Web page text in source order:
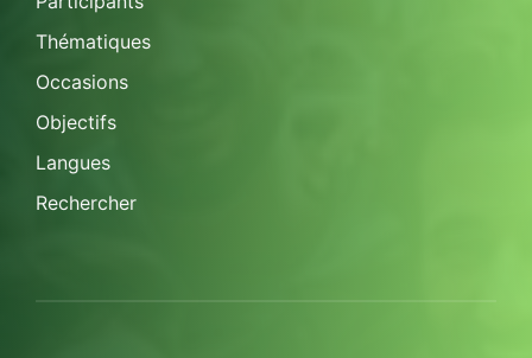
Thématiques
Occasions
Objectifs
Langues
Rechercher